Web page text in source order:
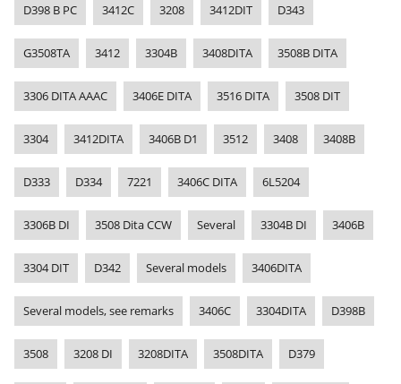
D398 B PC 3412C 3208 3412DIT D343
G3508TA 3412 3304B 3408DITA 3508B DITA
3306 DITA AAAC 3406E DITA 3516 DITA 3508 DIT
3304 3412DITA 3406B D1 3512 3408 3408B
D333 D334 7221 3406C DITA 6L5204
3306B DI 3508 Dita CCW Several 3304B DI 3406B
3304 DIT D342 Several models 3406DITA
Several models, see remarks 3406C 3304DITA D398B
3508 3208 DI 3208DITA 3508DITA D379